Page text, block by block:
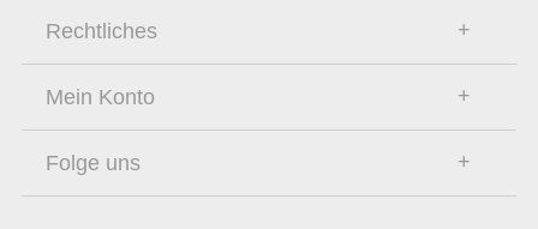
Rechtliches
Mein Konto
Folge uns